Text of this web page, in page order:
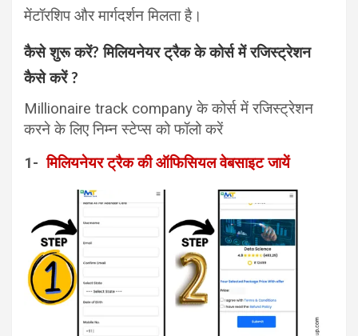
मेंटॉरशिप और मार्गदर्शन मिलता है।
कैसे शुरू करें? मिलियनेयर ट्रैक के कोर्स में रजिस्ट्रेशन
कैसे करें ?
Millionaire track company के कोर्स में रजिस्ट्रेशन
करने के लिए निम्न स्टेप्स को फॉलो करें
1- मिलियनेयर ट्रैक की ऑफिसियल वेबसाइट जायें